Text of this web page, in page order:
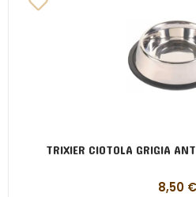
TRIXIER CIOTOLA GRIGIA
8,50 €